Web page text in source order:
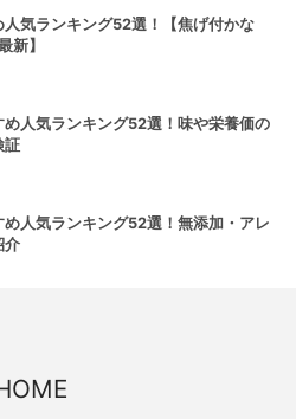
人気ランキング52選！【焦げ付かな
新】
め人気ランキング52選！味や栄養価の
証
め人気ランキング52選！無添加・アレ
介